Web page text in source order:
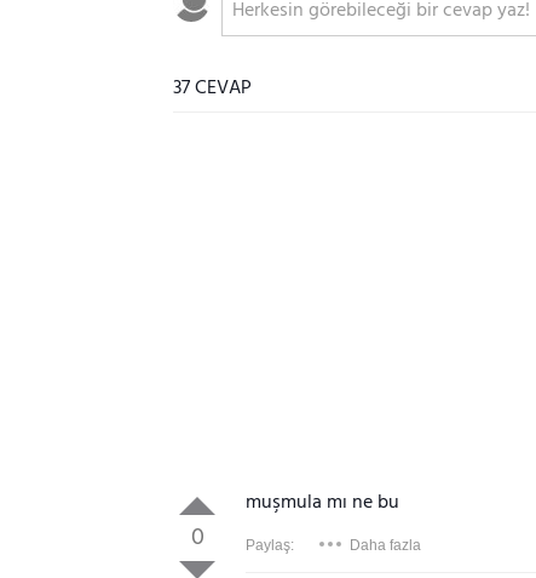
37 CEVAP
0
muşmula mı ne bu
Paylaş: Daha fazla